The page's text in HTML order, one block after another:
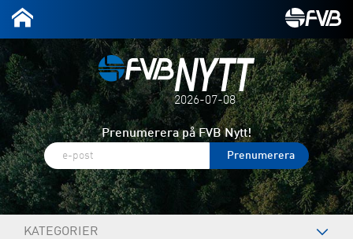
2026-07-08
Prenumerera på FVB Nytt!
KATEGORIER